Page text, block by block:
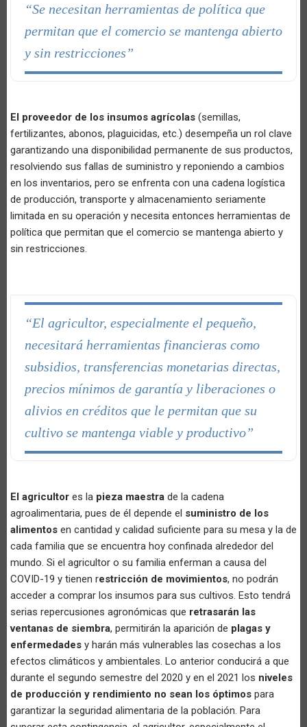
“Se necesitan herramientas de política que
permitan que el comercio se mantenga abierto
y sin restricciones”
El proveedor de los insumos agrícolas (semillas,
fertilizantes, abonos, plaguicidas, etc.) desempeña un rol clave
garantizando una disponibilidad permanente de sus productos,
resolviendo sus fallas de suministro y reponiendo a cambios
en los inventarios, pero se enfrenta con una cadena logística
de producción, transporte y almacenamiento seriamente
limitada en su operación y necesita entonces herramientas de
política que permitan que el comercio se mantenga abierto y
sin restricciones.
“El agricultor, especialmente el pequeño,
necesitará herramientas financieras como
subsidios, transferencias monetarias directas,
precios mínimos de garantía y liberaciones o
alivios en créditos que le permitan que su
cultivo se mantenga viable y productivo”
El agricultor es la pieza maestra de la cadena
agroalimentaria, pues de él depende el suministro de los
alimentos en cantidad y calidad suficiente para su mesa y la de
cada familia que se encuentra hoy confinada alrededor del
mundo. Si el agricultor o su familia enferman a causa del
COVID-19 y tienen restricción de movimientos, no podrán
acceder a comprar los insumos para sus cultivos. Esto tendrá
serias repercusiones agronómicas que retrasarán las
ventanas de siembra, permitirán la aparición de plagas y
enfermedades y harán más vulnerables las cosechas a los
efectos climáticos y ambientales. Lo anterior conducirá a que
durante el segundo semestre del 2020 y en el 2021 los niveles
de producción y rendimiento no sean los óptimos para
garantizar la seguridad alimentaria de la población. Para